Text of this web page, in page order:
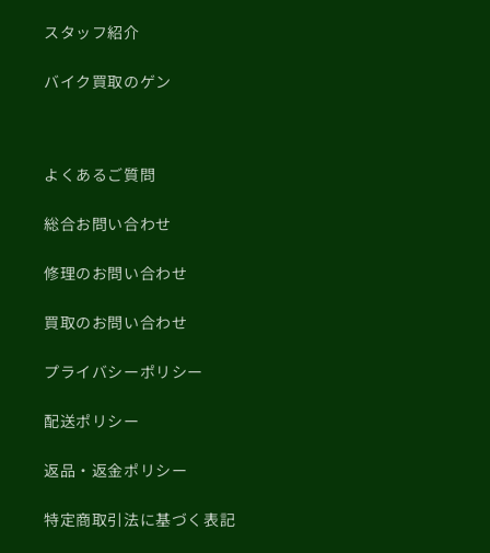
スタッフ紹介
バイク買取のゲン
よくあるご質問
総合お問い合わせ
修理のお問い合わせ
買取のお問い合わせ
プライバシーポリシー
配送ポリシー
返品・返金ポリシー
特定商取引法に基づく表記